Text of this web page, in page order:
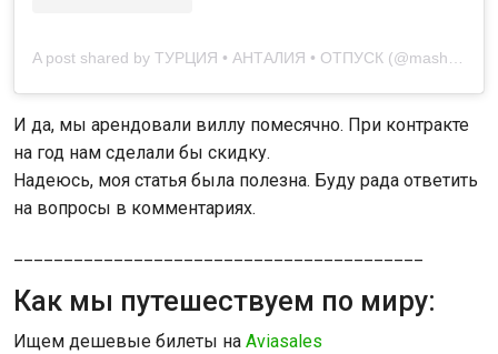
И да, мы арендовали виллу помесячно. При контракте
на год нам сделали бы скидку.
Надеюсь, моя статья была полезна. Буду рада ответить
на вопросы в комментариях.
Как мы путешествуем по миру:
Ищем дешевые билеты на Aviasales